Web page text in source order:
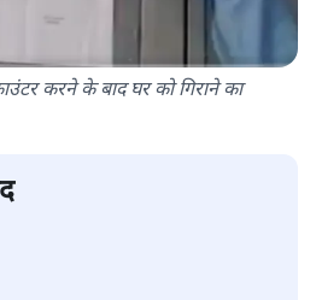
करने के बाद घर को गिराने का